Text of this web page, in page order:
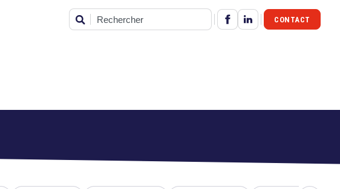
Rechercher
CONTACT